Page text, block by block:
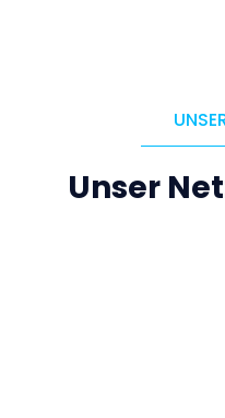
Unser